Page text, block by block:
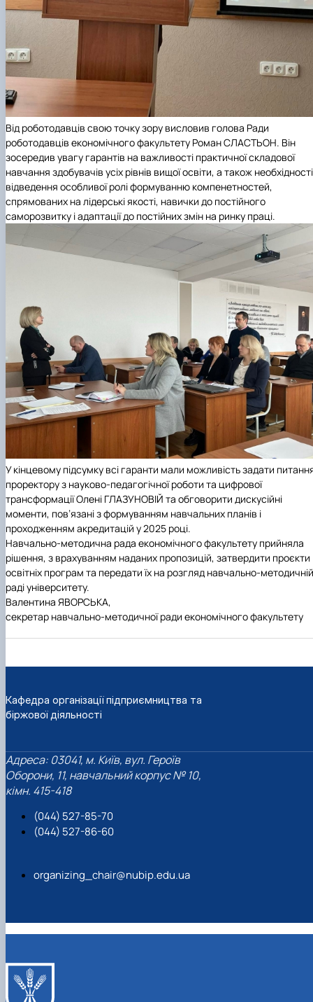
Від роботодавців свою точку зору висловив голова Ради
роботодавців економічного факультету Роман СЛАСТЬОН. Він
зосередив увагу гарантів на важливості практичної складової
навчання здобувачів усіх рівнів вищої освіти, а також необхідності
відведення особливої ролі формуванню компенетностей,
спрямованих на лідерські якості, навички до постійного
саморозвитку і адаптації до постійних змін на ринку праці.
У кінцевому підсумку всі гаранти мали можливість задати
проректору з науково-педагогічної роботи та цифрової
трансформації Олені ГЛАЗУНОВІЙ та обговорити дискусійні
моменти, пов’язані з формуванням навчальних планів і
проходженням акредитацій у 2025 році.
Навчально-методична рада економічного факультету прийняла
рішення, з врахуванням наданих пропозицій, затвердити проєкти
освітніх програм та передати їх на розгляд навчально-методичній
раді університету.
Валентина ЯВОРСЬКА,
секретар навчально-методичної ради економічного факультету
Кафедра організації підприємництва та
біржової діяльності
Адреса: 03041, м. Київ, вул. Героїв
Оборони, 11, навчальний корпус № 10,
кімн. 415-418
(044) 527-85-70
(044) 527-86-60
organizing_chair@nubip.edu.ua